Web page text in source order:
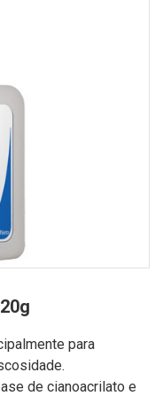
para
de cianoacrilato e